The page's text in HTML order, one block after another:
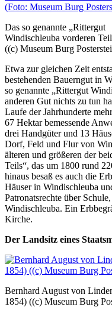
Das so genannte „Rittergut
Windischleuba vorderen
((c) Museum Burg
Etwa zur gleichen Zeit
bestehenden Bauerngut in
so genannte „Rittergut
anderen Gut nichts zu tun
Laufe der Jahrhunderte
67 Hektar bemessende
drei Handgüter und 13
Dorf, Feld und Flur von
älteren und größeren der
Teils“, das um 1800 rund
hinaus besaß es auch die
Häuser in Windischleuba
Patronatsrechte über
Windischleuba. Ein
Kirche.
Der Landsitz eines
Bernhard August von
1854) ((c) Museum Burg